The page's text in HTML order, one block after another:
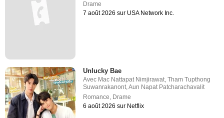
Drame
7 août 2026 sur USA Network Inc.
Unlucky Bae
Avec Mac Nattapat Nimjirawat ,Tham Tupthong
Suwanrakanont ,Aun Napat Patcharachavalit
Romance Drame
6 août 2026 sur Netflix